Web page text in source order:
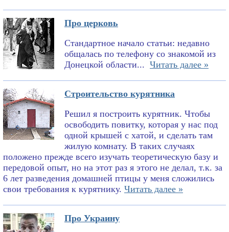
Про церковь
Стандартное начало статьи: недавно
общалась по телефону со знакомой из
Донецкой области... Читать далее »
Строительство курятника
Решил я построить курятник. Чтобы
освободить повитку, которая у нас под
одной крышей с хатой, и сделать там
жилую комнату. В таких случаях
положено прежде всего изучать теоретическую базу и
передовой опыт, но на этот раз я этого не делал, т.к. за
6 лет разведения домашней птицы у меня сложились
свои требования к курятнику. Читать далее »
Про Украину